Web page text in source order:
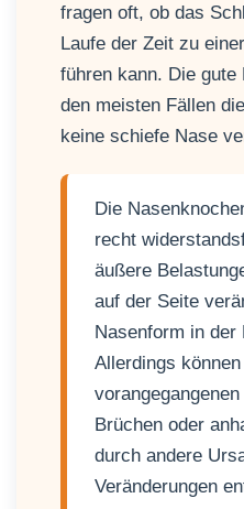
fragen oft, ob das
Laufe der Zeit zu
führen kann. Die
den meisten Fällen
keine schiefe Nase
Die
recht
äußere
auf der Seite
Nasenform in der
Allerdings können
Brüchen oder
durch andere
Veränderungen